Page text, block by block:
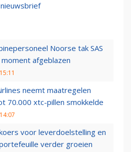
Noorse tak SAS
afgeblazen
neemt maatregelen
70.000 xtc-pillen smokkelde
voor leverdoelstelling en
verder groeien